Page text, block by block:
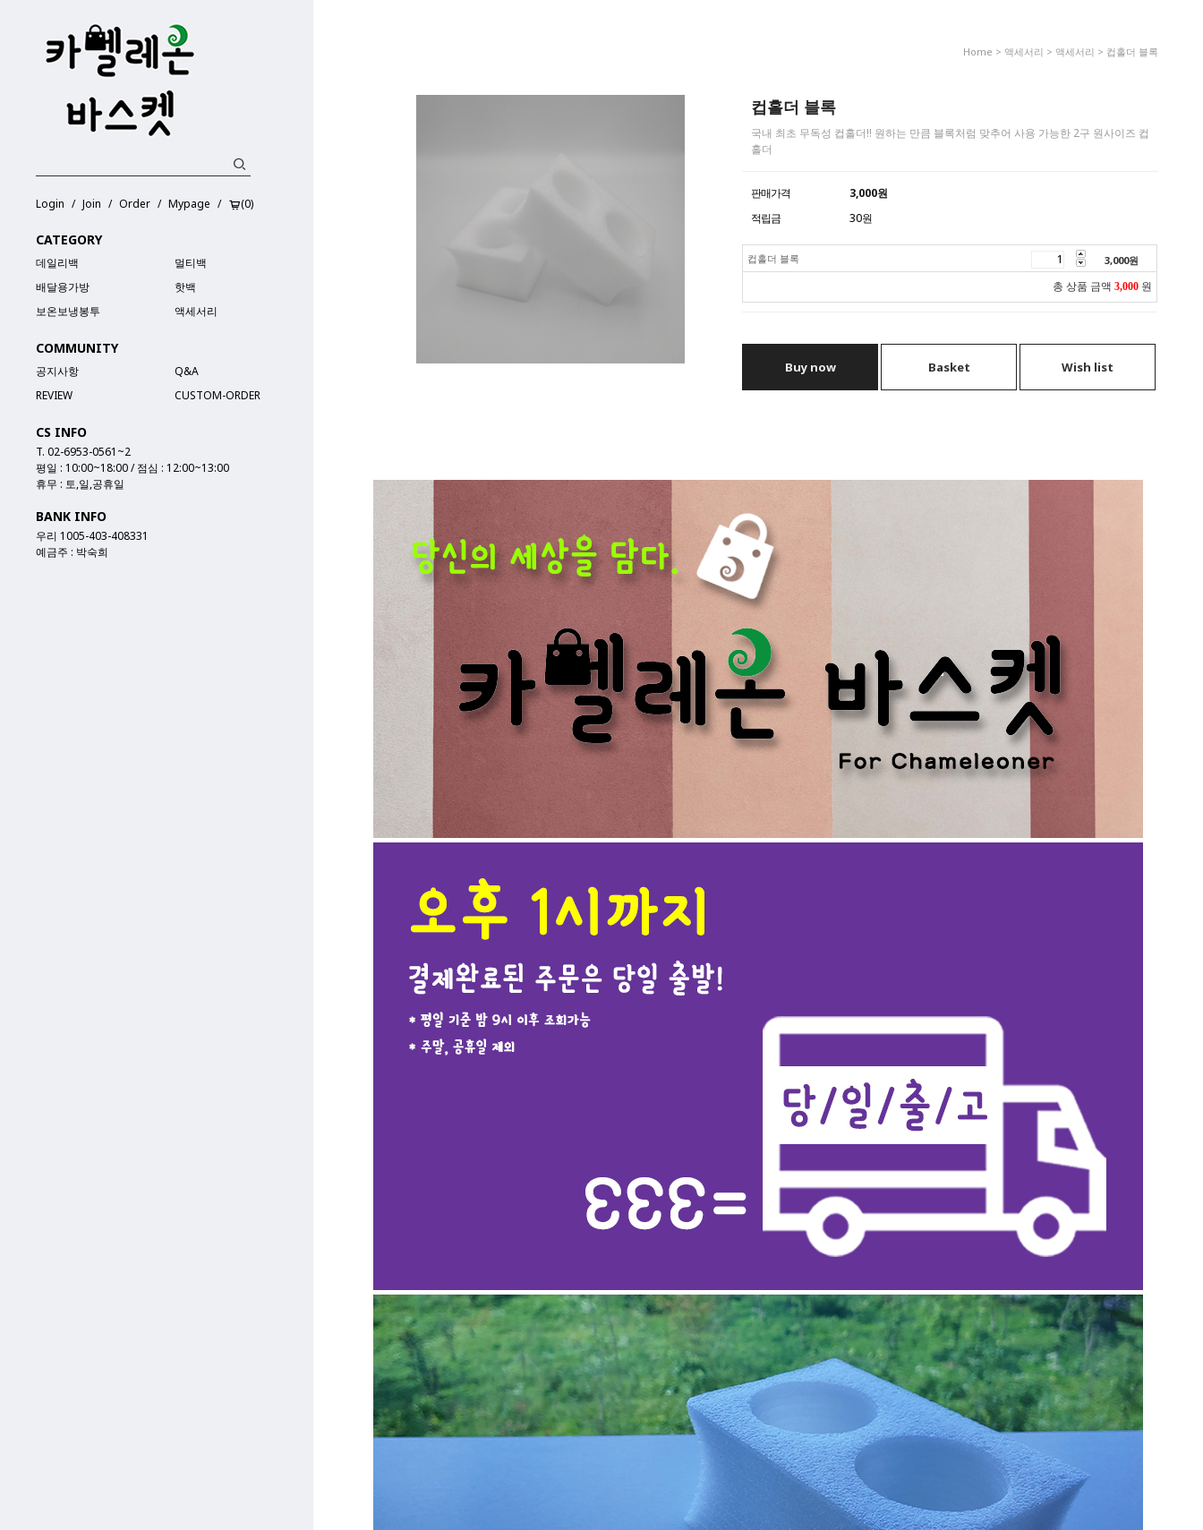
Login Join Order Mypage (0)
CATEGORY
데일리백
멀티백
배달용가방
핫백
보온보냉봉투
액세서리
COMMUNITY
공지사항
Q&A
REVIEW
CUSTOM-ORDER
CS INFO
T. 02-6953-0561~2
평일 : 10:00~18:00 / 점심 : 12:00~13:00
휴무 : 토,일,공휴일
BANK INFO
우리 1005-403-408331
예금주 : 박숙희
Home > 액세서리 > 액세서리 > 컵홀더 블록
컵홀더 블록
국내 최초 무독성 컵홀더!! 원하는 만큼 블록처럼 맞추어 사용 가능한 2구 원사이즈 컵
홀더
판매가격 3,000원
적립금
30원
컵홀더 블록 3,000원
총 상품 금액 3,000 원
Buy now Basket Wish list